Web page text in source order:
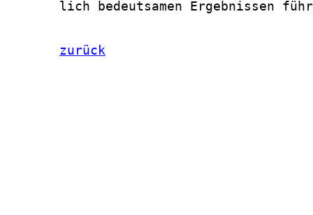
lich bedeutsamen Ergebnissen
zurück